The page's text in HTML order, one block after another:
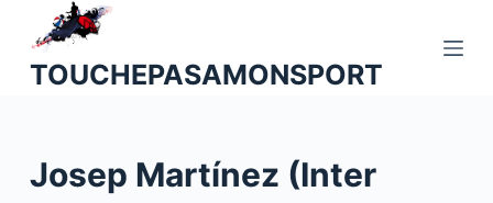
TOUCHEPASAMONSPORT
Josep Martínez (Inter